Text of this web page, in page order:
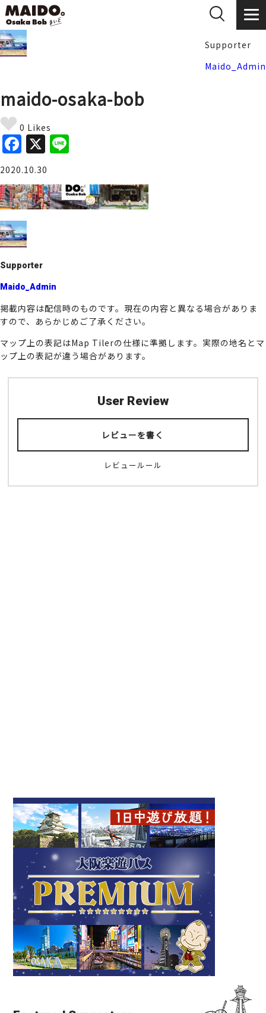
Supporter
Maido_Admin
maido-osaka-bob
0 Likes
F
a
c
e
b
o
o
k
X
e
2020.10.30
Supporter
Maido_Admin
掲載内容は配信時のものです。現在の内容と異なる場合がありま
すので、あらかじめご了承ください。
マップ上の表記はMap Tilerの仕様に準拠します。実際の地名とマ
ップ上の表記が違う場合があります。
User Review
レビューを書く
レビュールール